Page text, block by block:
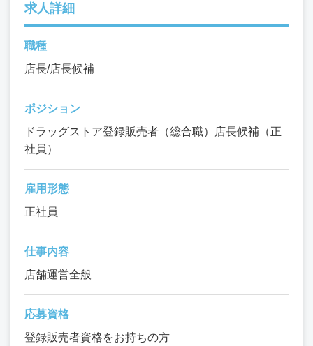
求人詳細
職種
店長/店長候補
ポジション
ドラッグストア登録販売者（総合職）店長候補（正
社員）
雇用形態
正社員
仕事内容
店舗運営全般
応募資格
登録販売者資格をお持ちの方